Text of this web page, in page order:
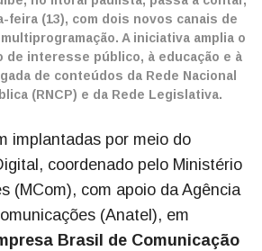
feira (13), com dois novos canais de
A iniciativa amplia o
de interesse público, à educação e à
de conteúdos da Rede Nacional
(RNCP) e da Rede Legislativa.
implantadas por meio do
coordenado pelo Ministério
(MCom), com apoio da Agência
(Anatel), em
Brasil de Comunicação